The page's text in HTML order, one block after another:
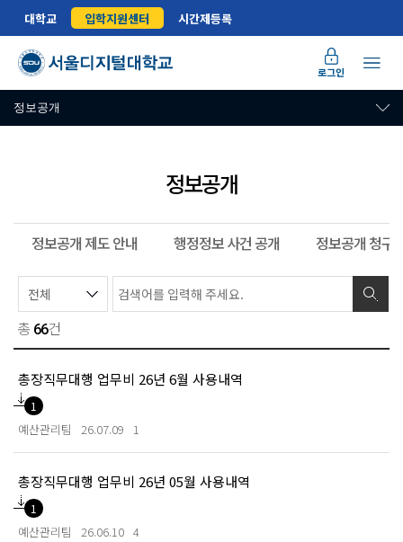
대학교 입학지원센터 시간제등록
로그인
정보공개
정보공개
정보공개 제도 안내 행정정보 사건 공개 정보공개 청구
총 66건
총장직무대행 업무비 26년 6월 사용내역
1
예산관리팀 26.07.09 1
총장직무대행 업무비 26년 05월 사용내역
1
예산관리팀 26.06.10 4